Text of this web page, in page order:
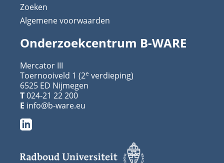
Zoeken
Algemene voorwaarden
Onderzoekcentrum B-WARE
Mercator III
Toernooiveld 1 (2e verdieping)
6525 ED Nijmegen
T024-21 22 200
E info@b-ware.eu